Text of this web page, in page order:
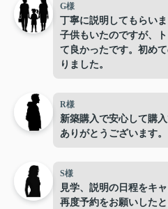
G様
丁寧に説明してもらいま
子供もいたのですが、
て良かったです。初め
りました。
R様
新築購入で安心して購入
ありがとうございます。
S様
見学、説明の日程をキ
再度予約をお願いした